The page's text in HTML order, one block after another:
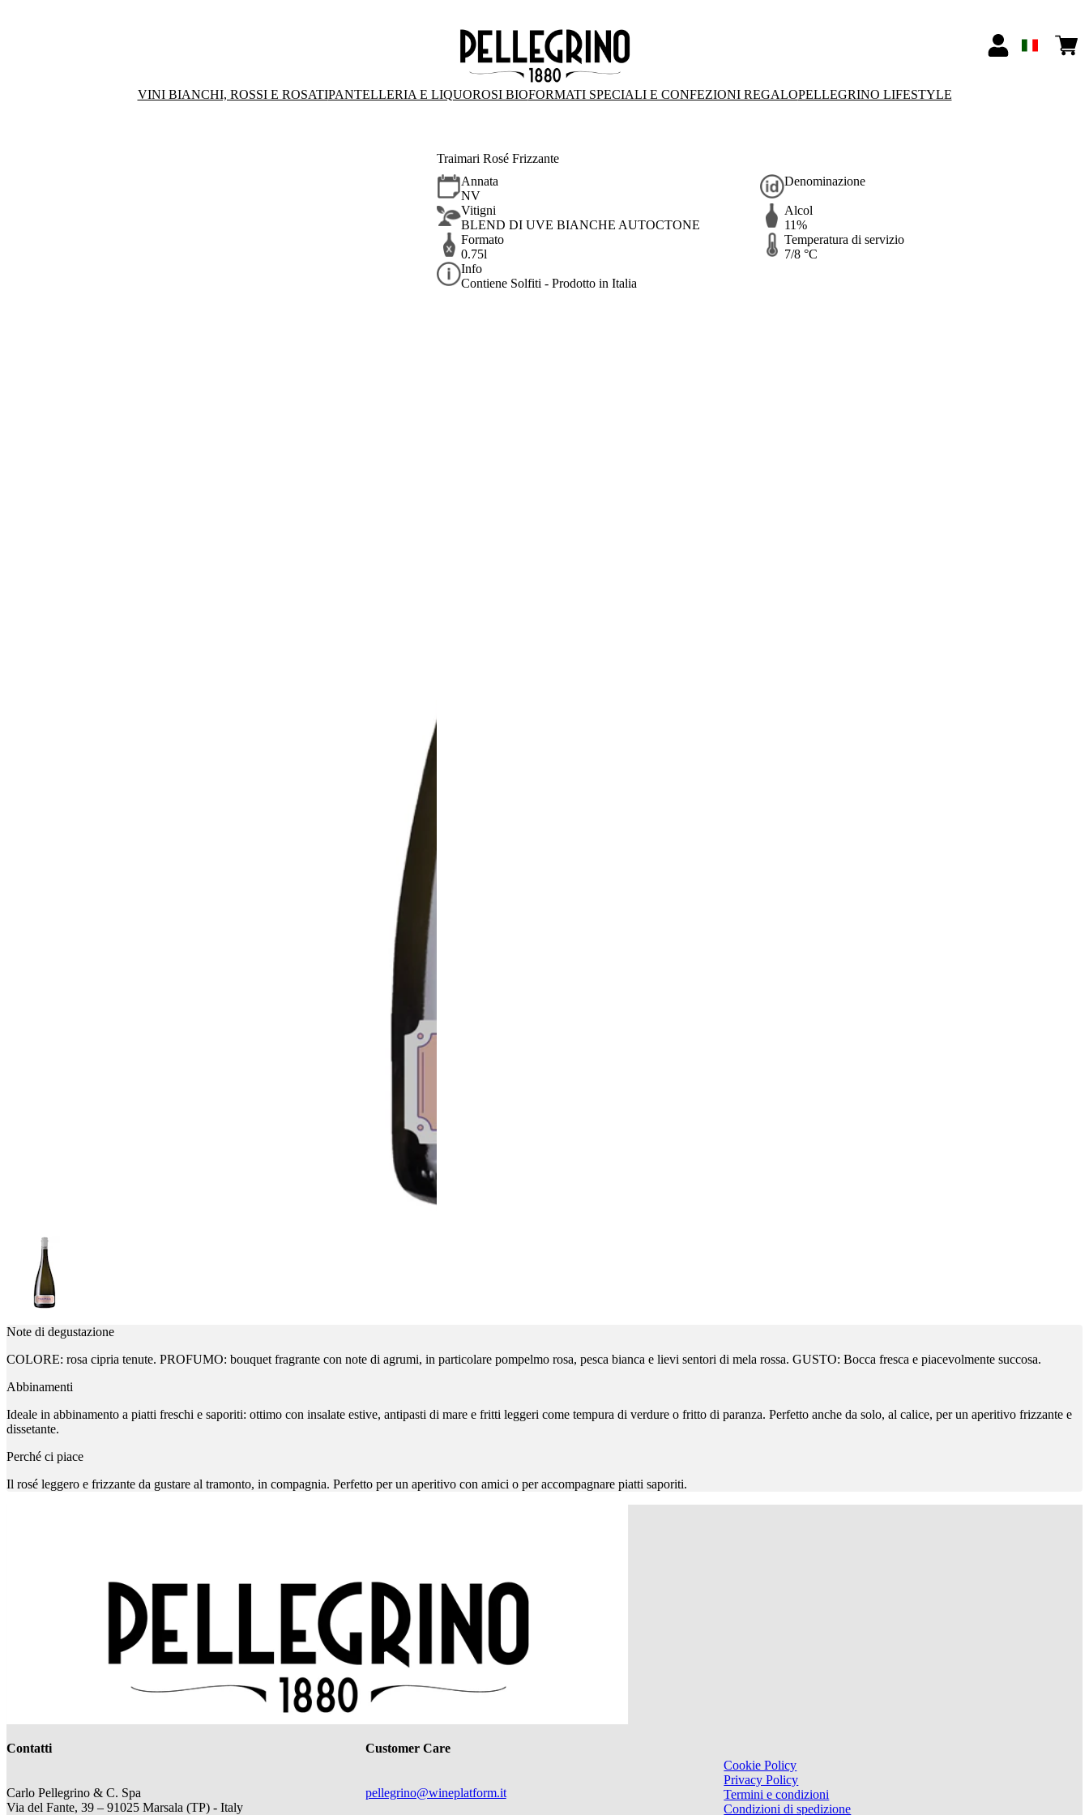
VINI BIANCHI, ROSSI E ROSATIPANTELLERIA E LIQUOROSI BIOFORMATI SPECIALI E CONFEZIONI REGALOPELLEGRINO LIFESTYLE
Traimari Rosé Frizzante
Annata
NV
Denominazione
Vitigni
BLEND DI UVE BIANCHE AUTOCTONE
Alcol
11%
Formato
0.75l
Temperatura di servizio
7/8 °C
Info
Contiene Solfiti - Prodotto in Italia
Note di degustazione
COLORE: rosa cipria tenute. PROFUMO: bouquet fragrante con note di agrumi, in particolare pompelmo rosa, pesca bianca e lievi sentori di mela rossa. GUSTO: Bocca fresca e piacevolmente succosa.
Abbinamenti
Ideale in abbinamento a piatti freschi e saporiti: ottimo con insalate estive, antipasti di mare e fritti leggeri come tempura di verdure o fritto di paranza. Perfetto anche da solo, al calice, per un aperitivo frizzante e
dissetante.
Perché ci piace
Il rosé leggero e frizzante da gustare al tramonto, in compagnia. Perfetto per un aperitivo con amici o per accompagnare piatti saporiti.
Contatti
Carlo Pellegrino & C. Spa
Via del Fante, 39 – 91025 Marsala (TP) - Italy
Customer Care
pellegrino@wineplatform.it
Cookie Policy
Privacy Policy
Termini e condizioni
Condizioni di spedizione